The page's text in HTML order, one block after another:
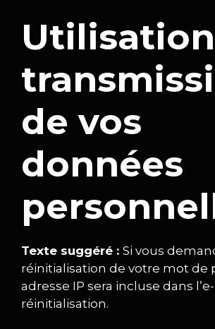
de vos
données
Texte suggéré : Si vous
réinitialisation de votre mot de
adresse IP sera incluse dans
réinitialisation.